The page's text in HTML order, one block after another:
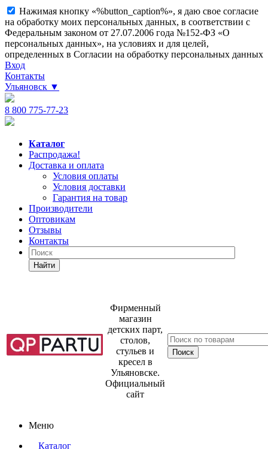
Нажимая кнопку «%button_caption%», я даю свое согласие
на обработку моих персональных данных, в соответствии с
Федеральным законом от 27.07.2006 года №152-ФЗ «О
персональных данных», на условиях и для целей,
определенных в Согласии на обработку персональных данных
Вход
Контакты
Ульяновск ▼
8 800 775-77-23
Каталог
Распродажа!
Доставка и оплата
Условия оплаты
Условия доставки
Гарантия на товар
Производители
Оптовикам
Отзывы
Контакты
Найти
Фирменный
магазин
детских парт,
столов,
стульев и
кресел в
Ульяновске.
Официальный
сайт
Меню
Каталог